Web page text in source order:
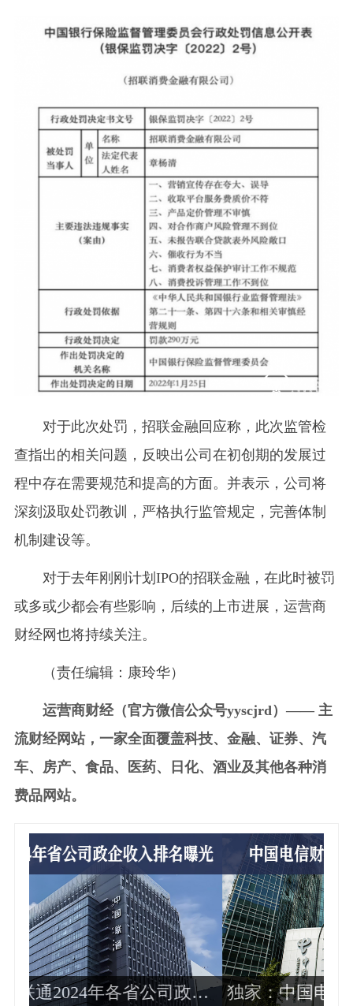
对于此次处罚，招联金融回应称，此次监管检
查指出的相关问题，反映出公司在初创期的发展过
程中存在需要规范和提高的方面。并表示，公司将
深刻汲取处罚教训，严格执行监管规定，完善体制
机制建设等。
对于去年刚刚计划IPO的招联金融，在此时被罚
或多或少都会有些影响，后续的上市进展，运营商
财经网也将持续关注。
（责任编辑：康玲华）
运营商财经（官方微信公众号yyscjrd）—— 主
流财经网站，一家全面覆盖科技、金融、证券、汽
车、房产、食品、医药、日化、酒业及其他各种消
费品网站。
独家：中国电信财务部总经理周响华